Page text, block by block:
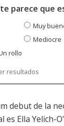
parece que
Muy
Mediocre
rollo
resultados
debut de la
es Ella Yelich-